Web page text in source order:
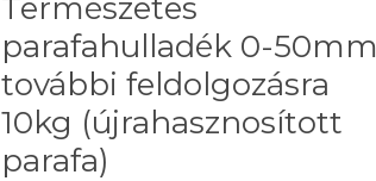
Természetes
parafahulladék 0-50mm
további feldolgozásra
10kg (újrahasznosított
parafa)